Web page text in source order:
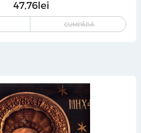
4776lei
CUMPĂRĂ